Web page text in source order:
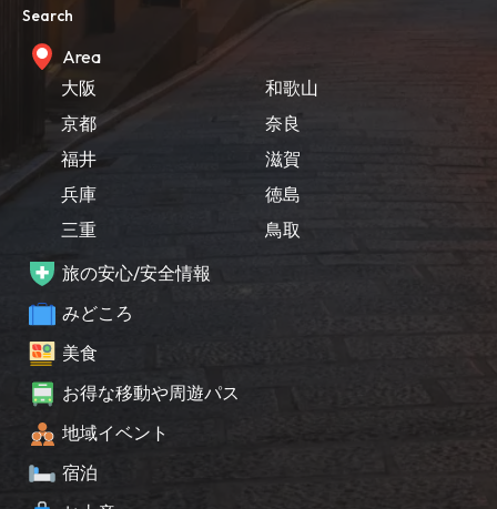
Search
Area
大阪
京都
福井
兵庫
三重
和歌山
奈良
滋賀
徳島
鳥取
旅の安心/安全情報
みどころ
美食
お得な移動や周遊パス
地域イベント
宿泊